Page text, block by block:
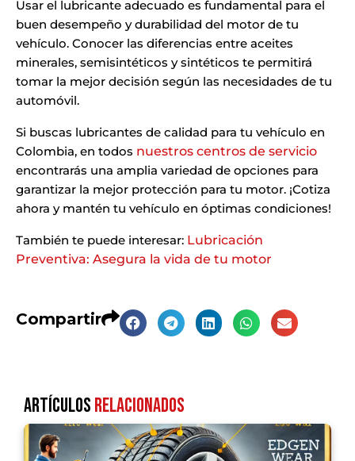
Usar el lubricante adecuado es fundamental para el
buen desempeño y durabilidad del motor de tu
vehículo. Conocer las diferencias entre aceites
minerales, semisintéticos y sintéticos te permitirá
tomar la mejor decisión según las necesidades de tu
automóvil.
Si buscas lubricantes de calidad para tu vehículo en
Colombia, en todos nuestros centros de servicio
encontrarás una amplia variedad de opciones para
garantizar la mejor protección para tu motor. ¡Cotiza
ahora y mantén tu vehículo en óptimas condiciones!
También te puede interesar: Lubricación
Preventiva: Asegura la vida de tu motor
Compartir
ArtículosRelacionados